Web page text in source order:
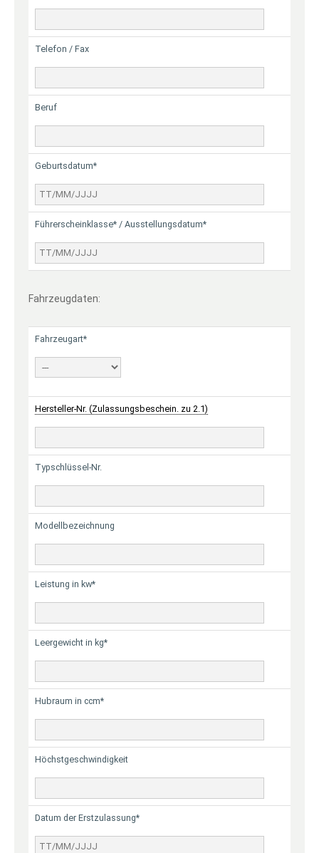
Telefon / Fax
Beruf
Geburtsdatum*
Führerscheinklasse* / Ausstellungsdatum*
Fahrzeugdaten:
Fahrzeugart*
Hersteller-Nr. (Zulassungsbeschein. zu 2.1)
Typschlüssel-Nr.
Modellbezeichnung
Leistung in kw*
Leergewicht in kg*
Hubraum in ccm*
Höchstgeschwindigkeit
Datum der Erstzulassung*